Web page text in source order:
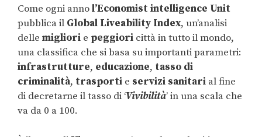
Come ogni annol’Economist intelligence Unit
pubblica il Global Liveability Index, un’analisi
delle migliori e peggiori città in tutto il mondo,
una classifica che si basa su importanti parametri:
infrastrutture, educazione, tasso di
criminalità, trasporti e servizi sanitari al fine
di decretarne il tasso di ‘Vivibilità’ in una scala che
va da 0 a 100.